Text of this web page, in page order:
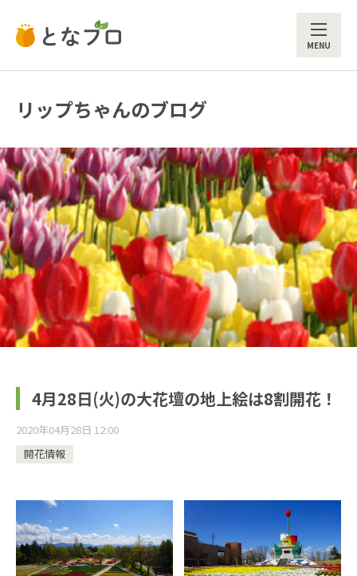
リップちゃんのブログ
4月28日(火)の大花壇の地上絵は8割開花！
2020年04月28日 12:00
開花情報